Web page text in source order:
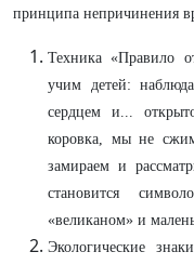
принципа непричинения
Техника «Правило
учим детей:
сердцем и...
коровка, мы не
замираем и
становится
«великаном» и
Экологические